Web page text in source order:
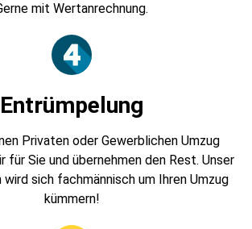
mit Wertanrechnung.
Entrümpelung
Privaten oder Gewerblichen Umzug
für Sie und übernehmen den Rest. Unser
sich fachmännisch um Ihren Umzug
kümmern!